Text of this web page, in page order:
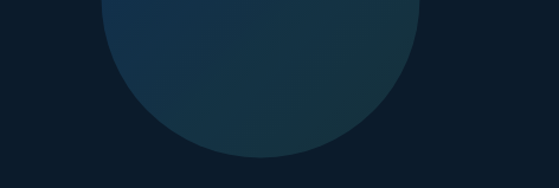
찌는지, 어떤 영양소가 부족하고 과잉인지, 호르몬 불균형이나 대
합니다. 이것이 바로